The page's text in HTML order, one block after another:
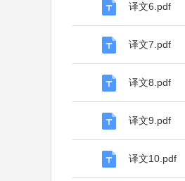
译文6.pdf
译文7.pdf
译文8.pdf
译文9.pdf
译文10.pdf